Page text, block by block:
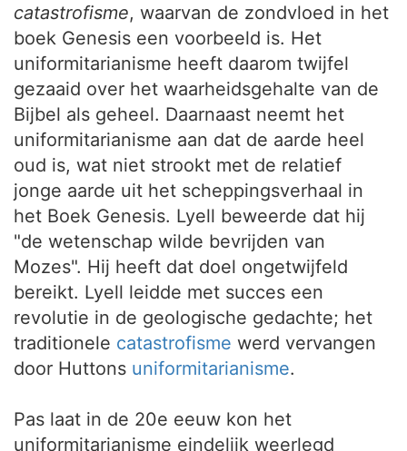
catastrofisme, waarvan de zondvloed in het
boek Genesis een voorbeeld is. Het
uniformitarianisme heeft daarom twijfel
gezaaid over het waarheidsgehalte van de
Bijbel als geheel. Daarnaast neemt het
uniformitarianisme aan dat de aarde heel
oud is, wat niet strookt met de relatief
jonge aarde uit het scheppingsverhaal in
het Boek Genesis. Lyell beweerde dat hij
"de wetenschap wilde bevrijden van
Mozes". Hij heeft dat doel ongetwijfeld
bereikt. Lyell leidde met succes een
revolutie in de geologische gedachte; het
traditionele catastrofisme werd vervangen
door Huttons uniformitarianisme.
Pas laat in de 20e eeuw kon het
uniformitarianisme eindelijk weerlegd